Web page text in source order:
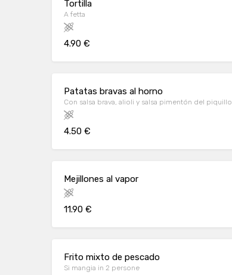
Tortilla
A fetta
4.90 €
Patatas bravas al horno
Con salsa brava, alioli y salsa pimentón del piquillo
4.50 €
Mejillones al vapor
11.90 €
Frito mixto de pescado
Si mangia in 2 persone